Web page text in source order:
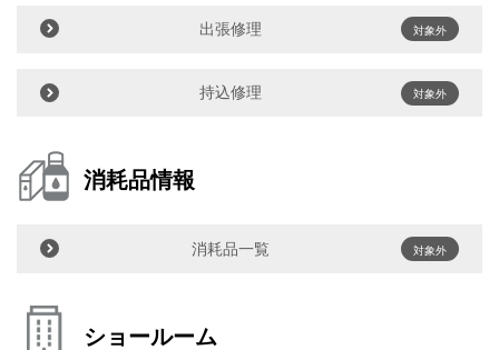
出張修理 対象外
持込修理 対象外
消耗品情報
消耗品一覧 対象外
ショールーム